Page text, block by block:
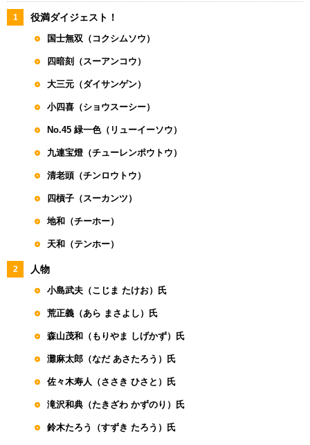
役満ダイジェスト！
国士無双（コクシムソウ）
四暗刻（スーアンコウ）
大三元（ダイサンゲン）
小四喜（ショウスーシー）
No.45 緑一色（リューイーソウ）
九連宝燈（チューレンポウトウ）
清老頭（チンロウトウ）
四槓子（スーカンツ）
地和（チーホー）
天和（テンホー）
人物
小島武夫（こじま たけお）氏
荒正義（あら まさよし）氏
森山茂和（もりやま しげかず）氏
灘麻太郎（なだ あさたろう）氏
佐々木寿人（ささき ひさと）氏
滝沢和典（たきざわ かずのり）氏
鈴木たろう（すずき たろう）氏